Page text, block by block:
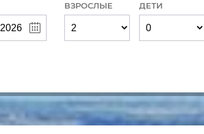
ВЗРОСЛЫЕ ДЕТИ